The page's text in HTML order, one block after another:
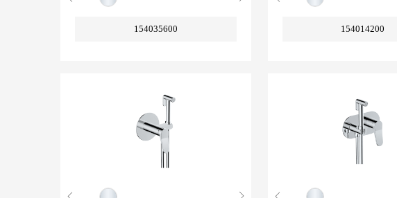
154035600 154014200